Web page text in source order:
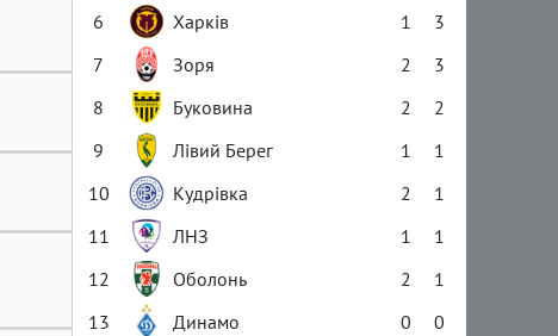
6
Харків 1
3
7
Зоря 2
3
8
Буковина 2
2
9
Лівий Берег 1
1
10
Кудрівка 2
1
11
ЛНЗ 1
1
12
Оболонь 2
1
13
Динамо 0
0